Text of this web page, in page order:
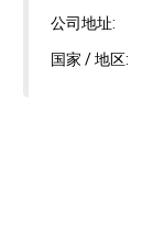
公司地址:
国家 / 地区: